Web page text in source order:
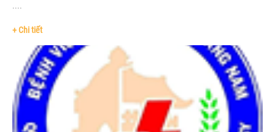
....
+ Chi tiết